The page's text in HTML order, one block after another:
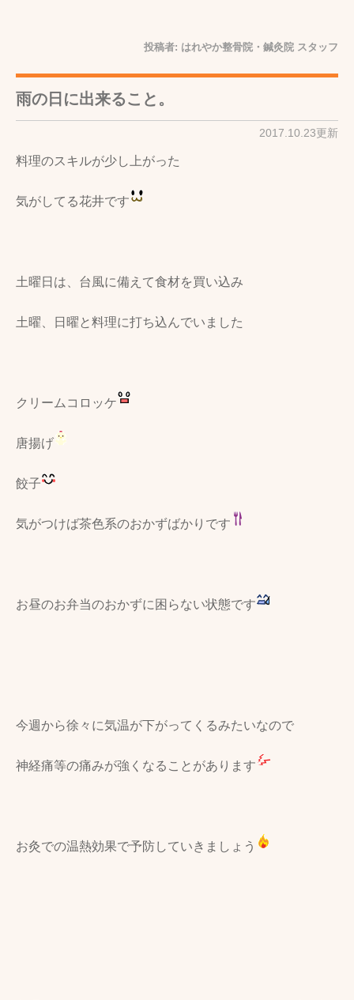
投稿者: はれやか整骨院・鍼灸院 スタッフ
雨の日に出来ること。
2017.10.23更新
料理のスキルが少し上がった
気がしてる花井です
土曜日は、台風に備えて食材を買い込み
土曜、日曜と料理に打ち込んでいました
クリームコロッケ
唐揚げ
餃子
気がつけば茶色系のおかずばかりです
お昼のお弁当のおかずに困らない状態です
今週から徐々に気温が下がってくるみたいなので
神経痛等の痛みが強くなることがあります
お灸での温熱効果で予防していきましょう